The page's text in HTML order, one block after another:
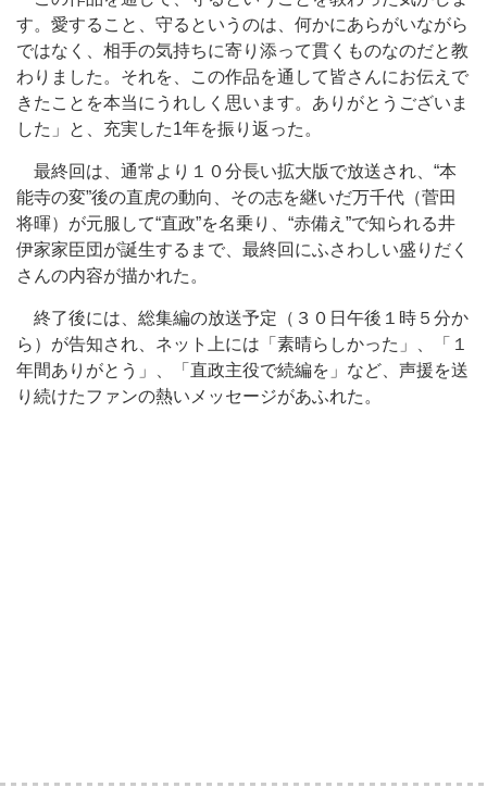
す。愛すること、守るというのは、何かにあらがいながら
ではなく、相手の気持ちに寄り添って貫くものなのだと教
わりました。それを、この作品を通して皆さんにお伝えで
きたことを本当にうれしく思います。ありがとうございま
した」と、充実した1年を振り返った。
最終回は、通常より１０分長い拡大版で放送され、“本
能寺の変”後の直虎の動向、その志を継いだ万千代（菅田
将暉）が元服して“直政”を名乗り、“赤備え”で知られる井
伊家家臣団が誕生するまで、最終回にふさわしい盛りだく
さんの内容が描かれた。
終了後には、総集編の放送予定（３０日午後１時５分か
ら）が告知され、ネット上には「素晴らしかった」、「１
年間ありがとう」、「直政主役で続編を」など、声援を送
り続けたファンの熱いメッセージがあふれた。